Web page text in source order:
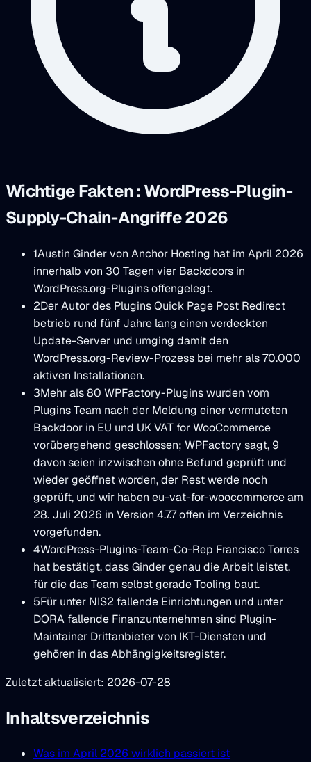
Wichtige Fakten : WordPress-Plugin-
Supply-Chain-Angriffe 2026
1Austin Ginder von Anchor Hosting hat im April 2026
innerhalb von 30 Tagen vier Backdoors in
WordPress.org-Plugins offengelegt.
2Der Autor des Plugins Quick Page Post Redirect
betrieb rund fünf Jahre lang einen verdeckten
Update-Server und umging damit den
WordPress.org-Review-Prozess bei mehr als 70.000
aktiven Installationen.
3Mehr als 80 WPFactory-Plugins wurden vom
Plugins Team nach der Meldung einer vermuteten
Backdoor in EU und UK VAT for WooCommerce
vorübergehend geschlossen; WPFactory sagt, 9
davon seien inzwischen ohne Befund geprüft und
wieder geöffnet worden, der Rest werde noch
geprüft, und wir haben eu-vat-for-woocommerce am
28. Juli 2026 in Version 4.7.7 offen im Verzeichnis
vorgefunden.
4WordPress-Plugins-Team-Co-Rep Francisco Torres
hat bestätigt, dass Ginder genau die Arbeit leistet,
für die das Team selbst gerade Tooling baut.
5Für unter NIS2 fallende Einrichtungen und unter
DORA fallende Finanzunternehmen sind Plugin-
Maintainer Drittanbieter von IKT-Diensten und
gehören in das Abhängigkeitsregister.
Zuletzt aktualisiert: 2026-07-28
Inhaltsverzeichnis
Was im April 2026 wirklich passiert ist